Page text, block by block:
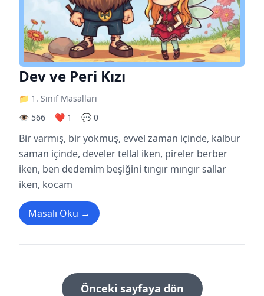
Dev ve Peri Kızı
📁 1. Sınıf Masalları
👁️ 566
❤️ 1 💬 0
Bir varmış, bir yokmuş, evvel zaman içinde, kalbur
saman içinde, develer tellal iken, pireler berber
iken, ben dedemim beşiğini tıngır mıngır sallar
iken, kocam
Masalı Oku →
Önceki sayfaya dön